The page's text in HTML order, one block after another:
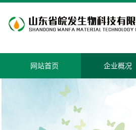
网站首页 企业概况